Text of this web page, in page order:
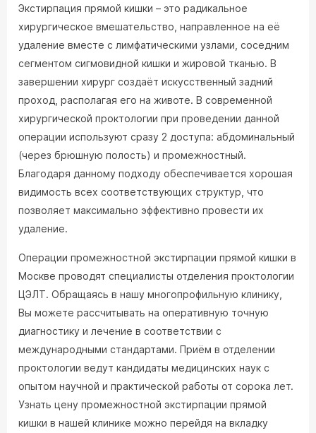
Экстирпация прямой кишки – это радикальное
хирургическое вмешательство, направленное на её
удаление вместе с лимфатическими узлами, соседним
сегментом сигмовидной кишки и жировой тканью. В
завершении хирург создаёт искусственный задний
проход, располагая его на животе. В современной
хирургической проктологии при проведении данной
операции используют сразу 2 доступа: абдоминальный
(через брюшную полость) и промежностный.
Благодаря данному подходу обеспечивается хорошая
видимость всех соответствующих структур, что
позволяет максимально эффективно провести их
удаление.
Операции промежностной экстирпации прямой кишки в
Москве проводят специалисты отделения проктологии
ЦЭЛТ. Обращаясь в нашу многопрофильную клинику,
Вы можете рассчитывать на оперативную точную
диагностику и лечение в соответствии с
международными стандартами. Приём в отделении
проктологии ведут кандидаты медицинских наук с
опытом научной и практической работы от сорока лет.
Узнать цену промежностной экстирпации прямой
кишки в нашей клинике можно перейдя на вкладку